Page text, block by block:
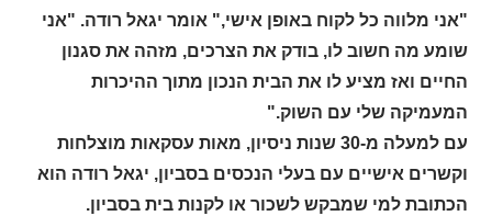
"אני מלווה כל לקוח באופן אישי," אומר יגאל רודה. "אני
שומע מה חשוב לו, בודק את הצרכים, מזהה את סגנון
החיים ואז מציע לו את הבית הנכון מתוך ההיכרות
המעמיקה שלי עם השוק."
עם למעלה מ-30 שנות ניסיון, מאות עסקאות מוצלחות
וקשרים אישיים עם בעלי הנכסים בסביון, יגאל רודה הוא
הכתובת למי שמבקש לשכור או לקנות בית בסביון.